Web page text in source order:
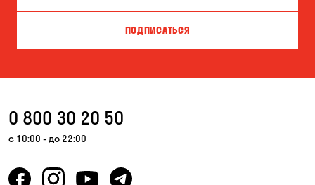
ПОДПИСАТЬСЯ
0 800 30 20 50
с 10:00 - до 22:00